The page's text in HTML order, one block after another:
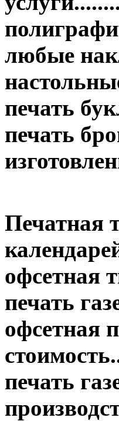
любые
печать
печать
Печатная
офсетная
печать
офсетная
печать